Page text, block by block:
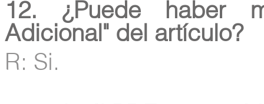
12. ¿Puede haber
Adicional" del artículo?
R: Si.